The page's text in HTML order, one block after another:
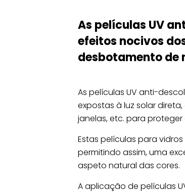
As películas UV
efeitos nocivos
desbotamento de
As películas UV anti-
expostas à luz solar
janelas, etc. para
Estas películas para
permitindo assim, uma
aspeto natural das cores.
A aplicação de películas